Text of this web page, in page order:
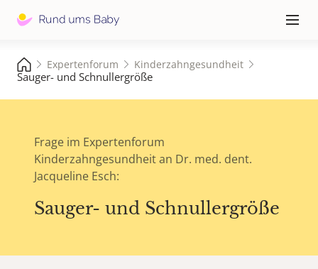
≡
Expertenforum Kinderzahngesundheit
Sauger- und Schnullergröße
Frage im Expertenforum
Kinderzahngesundheit an Dr. med. dent.
Jacqueline Esch:
Sauger- und Schnullergröße